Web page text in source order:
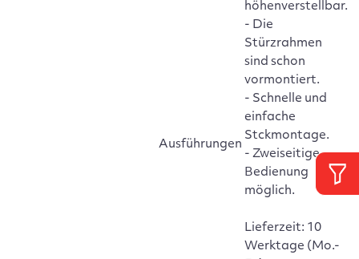
Ausführungen
höhenverstellbar.
- Die
Stürzrahmen
sind schon
vormontiert.
- Schnelle und
einfache
Stckmontage.
- Zweiseitige
Bedienung
möglich.
Lieferzeit: 10
Werktage (Mo.-